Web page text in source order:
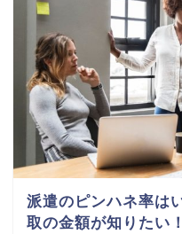
派遣のピンハネ率は
取の金額が知りたい